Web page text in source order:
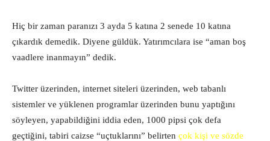
Hiç bir zaman paranızı 3 ayda 5 katına 2 senede 10 katına
çıkardık demedik. Diyene güldük. Yatırımcılara ise “aman boş
vaadlere inanmayın” dedik.
Twitter üzerinden, internet siteleri üzerinden, web tabanlı
sistemler ve yüklenen programlar üzerinden bunu yaptığını
söyleyen, yapabildiğini iddia eden, 1000 pipsi çok defa
geçtiğini, tabiri caizse “uçtuklarını” belirten çok kişi ve sözde